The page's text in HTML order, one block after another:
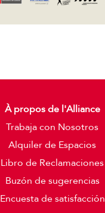
À propos de l'Alliance
Trabaja con Nosotros
Alquiler de Espacios
Libro de Reclamaciones
Buzón de sugerencias
Encuesta de satisfacción